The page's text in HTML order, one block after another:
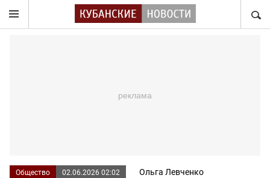
Общество 02.06.2026 02:02 Ольга Левченко